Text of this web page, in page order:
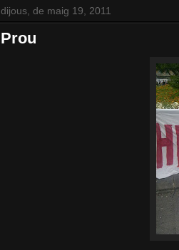
dijous, de maig 19, 2011
Prou